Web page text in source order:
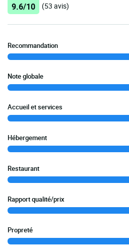
9.6/10 (53 avis)
Recommandation
Note globale
Accueil et services
Hébergement
Restaurant
Rapport qualité/prix
Propreté